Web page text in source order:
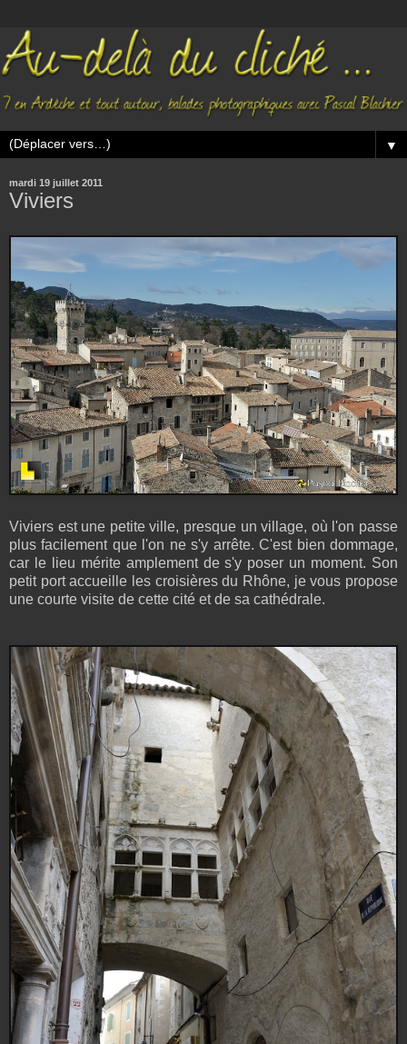
▼
mardi 19 juillet 2011
Viviers
Viviers est une petite ville, presque un village, où l'on passe
plus facilement que l'on ne s'y arrête. C'est bien dommage,
car le lieu mérite amplement de s'y poser un moment. Son
petit port accueille les croisières du Rhône, je vous propose
une courte visite de cette cité et de sa cathédrale.